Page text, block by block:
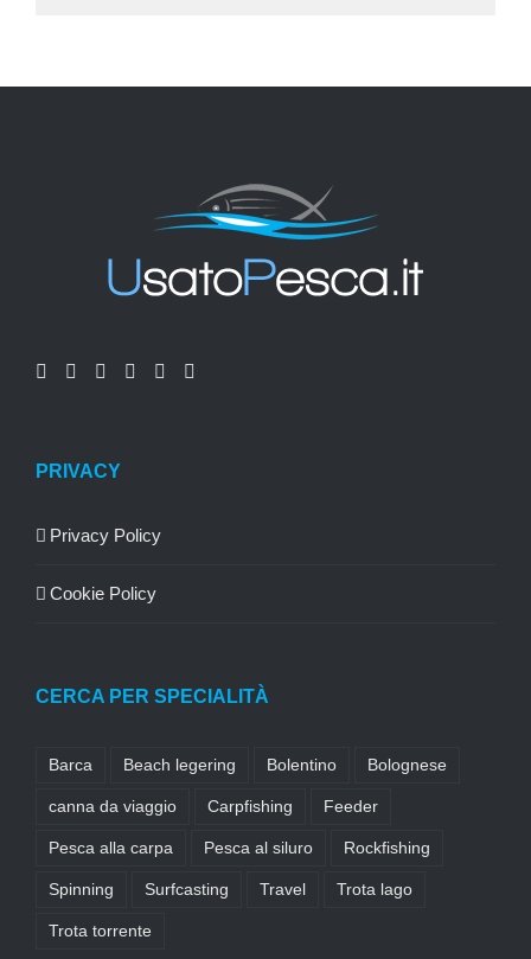
PRIVACY
Privacy Policy
Cookie Policy
CERCA PER SPECIALITÀ
Barca Beach legering Bolentino Bolognese
canna da viaggio Carpfishing Feeder
Pesca alla carpa Pesca al siluro Rockfishing
Spinning Surfcasting Travel Trota lago
Trota torrente